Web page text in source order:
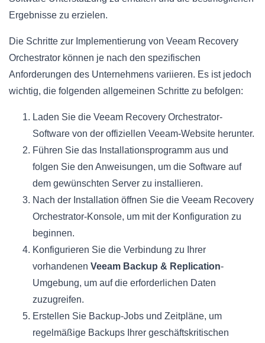
Ergebnisse zu erzielen.
Die Schritte zur Implementierung von Veeam Recovery
Orchestrator können je nach den spezifischen
Anforderungen des Unternehmens variieren. Es ist jedoch
wichtig, die folgenden allgemeinen Schritte zu befolgen:
Laden Sie die Veeam Recovery Orchestrator-
Software von der offiziellen Veeam-Website herunter.
Führen Sie das Installationsprogramm aus und
folgen Sie den Anweisungen, um die Software auf
dem gewünschten Server zu installieren.
Nach der Installation öffnen Sie die Veeam Recovery
Orchestrator-Konsole, um mit der Konfiguration zu
beginnen.
Konfigurieren Sie die Verbindung zu Ihrer
vorhandenen Veeam Backup & Replication-
Umgebung, um auf die erforderlichen Daten
zuzugreifen.
Erstellen Sie Backup-Jobs und Zeitpläne, um
regelmäßige Backups Ihrer geschäftskritischen